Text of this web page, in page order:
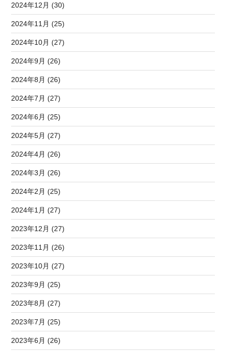
2024年12月 (30)
2024年11月 (25)
2024年10月 (27)
2024年9月 (26)
2024年8月 (26)
2024年7月 (27)
2024年6月 (25)
2024年5月 (27)
2024年4月 (26)
2024年3月 (26)
2024年2月 (25)
2024年1月 (27)
2023年12月 (27)
2023年11月 (26)
2023年10月 (27)
2023年9月 (25)
2023年8月 (27)
2023年7月 (25)
2023年6月 (26)